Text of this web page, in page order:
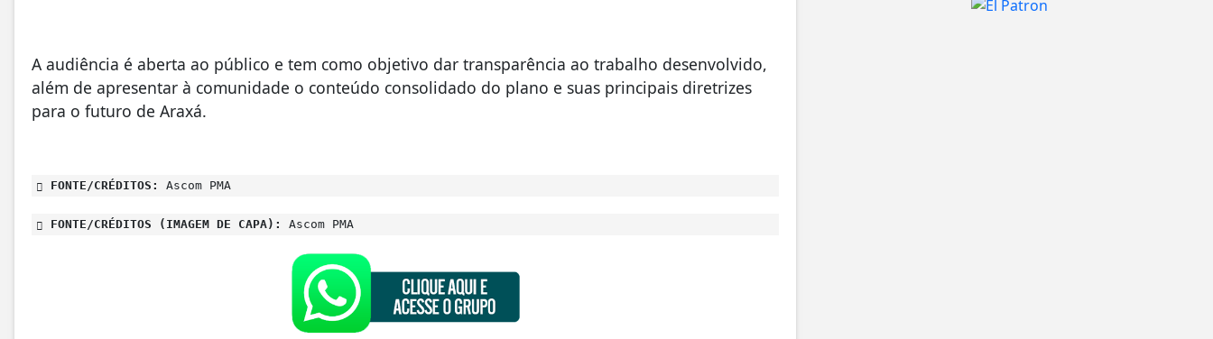
A audiência é aberta ao público e tem como objetivo dar transparência ao trabalho desenvolvido,
além de apresentar à comunidade o conteúdo consolidado do plano e suas principais diretrizes
para o futuro de Araxá.
FONTE/CRÉDITOS: Ascom PMA
FONTE/CRÉDITOS (IMAGEM DE CAPA): Ascom PMA